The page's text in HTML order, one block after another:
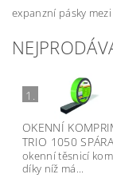
expanzní pásky
1.
OKENNÍ
TRIO 1050
okenní těsnicí
díky níž má...